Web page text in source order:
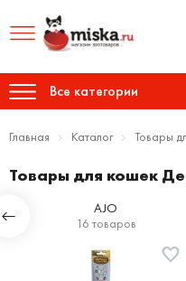
Все категории
Главная Каталог Товары
Товары для кошек
AJO
16 товаров